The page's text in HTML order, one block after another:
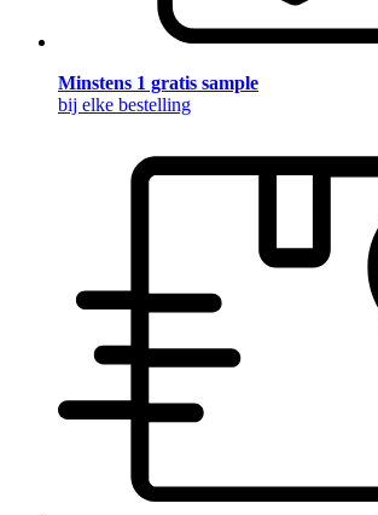
Minstens 1 gratis sample
bij elke bestelling